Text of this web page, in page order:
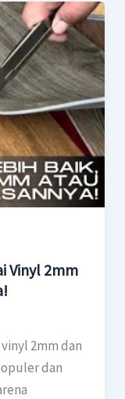
Vinyl 2mm
2mm dan
dan